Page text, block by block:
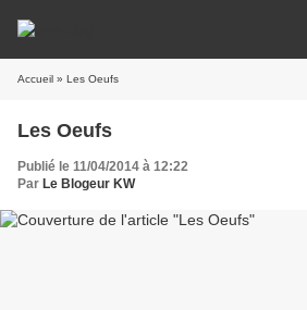
Accueil » Les Oeufs
Les Oeufs
Publié le 11/04/2014 à 12:22
Par Le Blogeur KW